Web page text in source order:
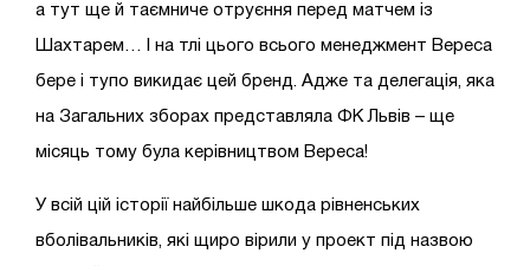
а тут ще й таємниче отруєння перед матчем із
Шахтарем… І на тлі цього всього менеджмент Вереса
бере і тупо викидає цей бренд. Адже та делегація, яка
на Загальних зборах представляла ФК Львів – ще
місяць тому була керівництвом Вереса!
У всій цій історії найбільше шкода рівненських
вболівальників, які щиро вірили у проект під назвою